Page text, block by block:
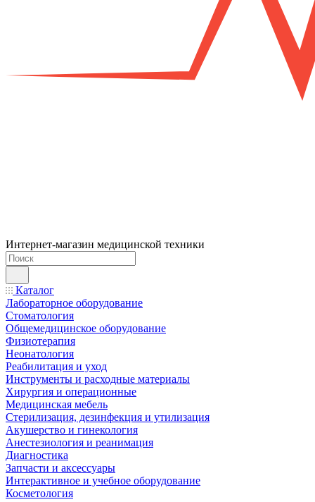
Интернет-магазин медицинской техники
Каталог
Лабораторное оборудование
Стоматология
Общемедицинское оборудование
Физиотерапия
Неонатология
Реабилитация и уход
Инструменты и расходные материалы
Хирургия и операционные
Медицинская мебель
Стерилизация, дезинфекция и утилизация
Акушерство и гинекология
Анестезиология и реанимация
Диагностика
Запчасти и аксессуары
Интерактивное и учебное оборудование
Косметология